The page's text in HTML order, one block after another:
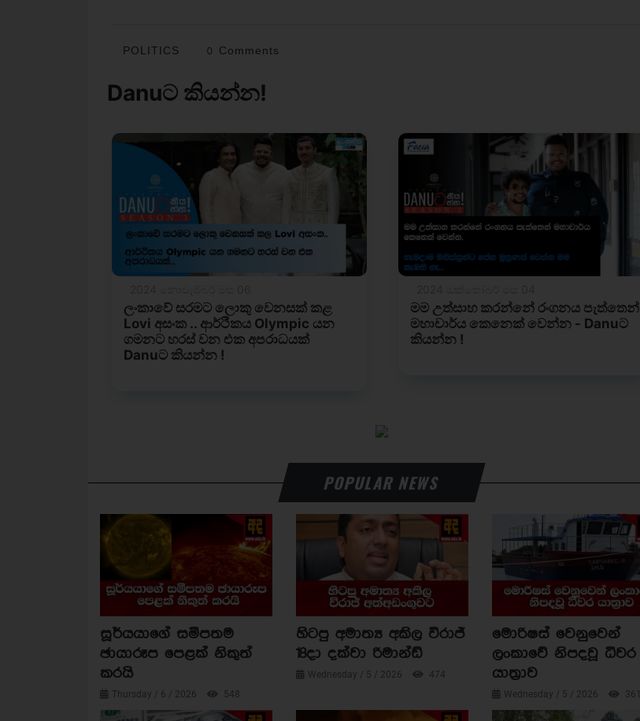
POLITICS 0 Comments
POPULAR NEWS
සූර්යයාගේ සමීපතම
ඡායාරූප පෙළක් නිකුත්
කරයි
Thursday / 6 / 2026 548
හිටපු අමාත්‍ය අකිල විරාජ්
18දා දක්වා රිමාන්ඩ්
Wednesday / 5 / 2026 474
මොරිෂස් වෙනුවෙන්
ලංකාවේ නිපදවූ ධීවර
යාත්‍රාව
Wednesday / 5 / 2026 361